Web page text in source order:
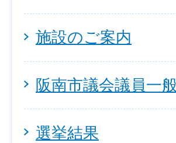
施設のご案内
阪南市議会議員一
選挙結果